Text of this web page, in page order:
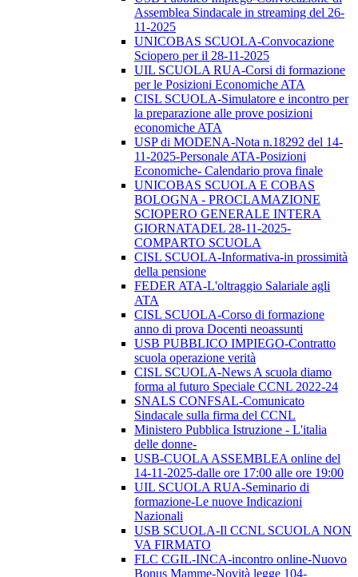
Assemblea Sindacale in streaming del 26-
11-2025
UNICOBAS SCUOLA-Convocazione
Sciopero per il 28-11-2025
UIL SCUOLA RUA-Corsi di formazione
per le Posizioni Economiche ATA
CISL SCUOLA-Simulatore e incontro per
la preparazione alle prove posizioni
economiche ATA
USP di MODENA-Nota n.18292 del 14-
11-2025-Personale ATA-Posizioni
Economiche- Calendario prova finale
UNICOBAS SCUOLA E COBAS
BOLOGNA - PROCLAMAZIONE
SCIOPERO GENERALE INTERA
GIORNATADEL 28-11-2025-
COMPARTO SCUOLA
CISL SCUOLA-Informativa-in prossimità
della pensione
FEDER ATA-L'oltraggio Salariale agli
ATA
CISL SCUOLA-Corso di formazione
anno di prova Docenti neoassunti
USB PUBBLICO IMPIEGO-Contratto
scuola operazione verità
CISL SCUOLA-News A scuola diamo
forma al futuro Speciale CCNL 2022-24
SNALS CONFSAL-Comunicato
Sindacale sulla firma del CCNL
Ministero Pubblica Istruzione - L'italia
delle donne-
USB-CUOLA ASSEMBLEA online del
14-11-2025-dalle ore 17:00 alle ore 19:00
UIL SCUOLA RUA-Seminario di
formazione-Le nuove Indicazioni
Nazionali
USB SCUOLA-Il CCNL SCUOLA NON
VA FIRMATO
FLC CGIL-INCA-incontro online-Nuovo
Bonus Mamme-Novità legge 104-